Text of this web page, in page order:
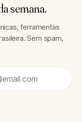
semana.
ferramentas
Sem spam,